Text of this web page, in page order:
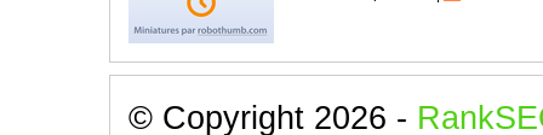
© Copyright 2026 -